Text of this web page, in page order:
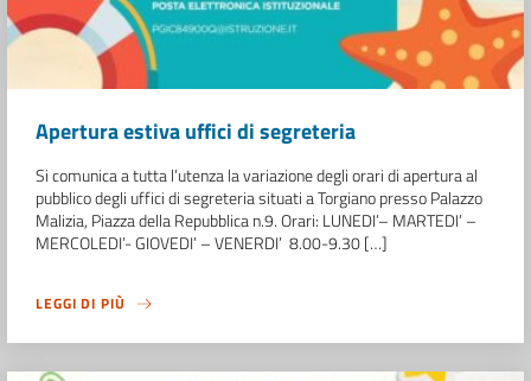
Apertura estiva uffici di segreteria
Si comunica a tutta l’utenza la variazione degli orari di apertura al
pubblico degli uffici di segreteria situati a Torgiano presso Palazzo
Malizia, Piazza della Repubblica n.9. Orari: LUNEDI’– MARTEDI’ –
MERCOLEDI’- GIOVEDI’ – VENERDI’ 8.00-9.30 […]
LEGGI DI PIÙ